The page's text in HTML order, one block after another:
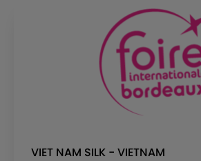
VIET NAM SILK - VIETNAM